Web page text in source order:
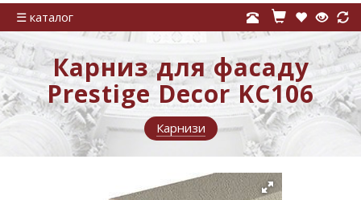
☰ каталог
Карниз для фасаду
Prestige Decor KC106
Карнизи